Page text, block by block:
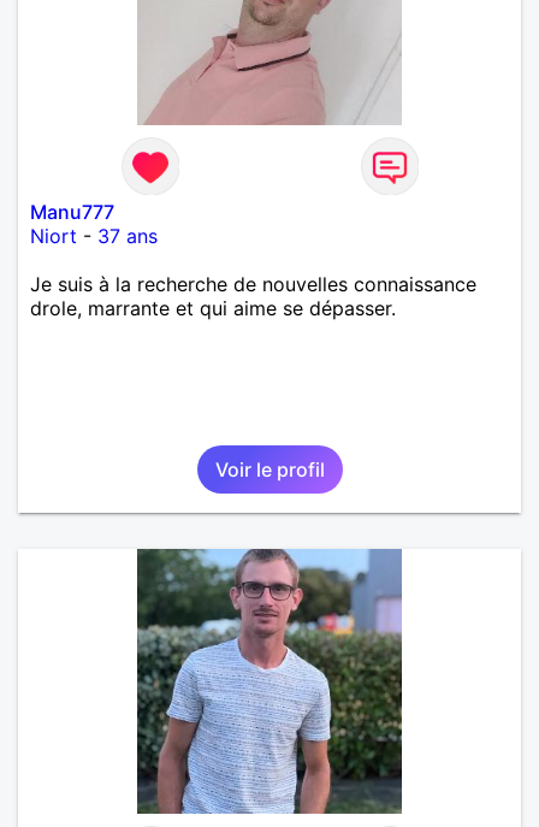
Manu777
Niort - 37 ans
Je suis à la recherche de nouvelles connaissance
drole, marrante et qui aime se dépasser.
Voir le profil